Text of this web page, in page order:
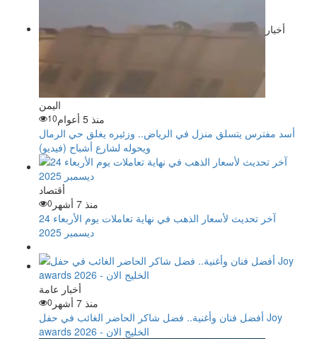
أخبار
اليمن
منذ 5 أعوام
10
أسد مفترس يتسلق منزل في الرياض.. وزئيره يغلق حي الرمال
ويحوله لشارع أشباح (فيديو)
أقتصاد
منذ 7 أشهر
0
آخر تحديث لأسعار الذهب في نهاية تعاملات يوم الأربعاء 24
ديسمبر 2025
أخبار عامة
منذ 7 أشهر
0
أفضل فنان وأغنية.. فضل شاكر الحاضر الغائب في حفل Joy
awards 2026 - الخليج الان